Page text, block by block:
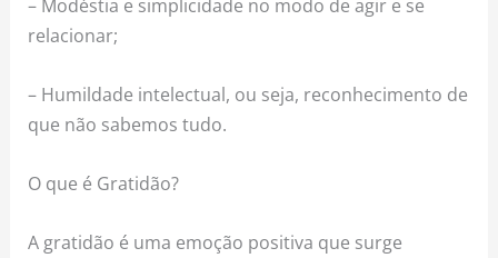
relacionar;
– Humildade intelectual, ou seja, reconhecimento de
que não sabemos tudo.
O que é Gratidão?
A gratidão é uma emoção positiva que surge